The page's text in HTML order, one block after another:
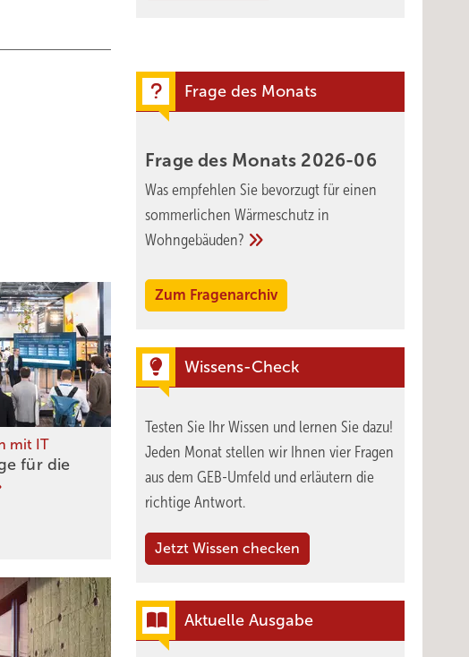
mit IT
für die
Frage des Monats
Frage des Monats 2026-06
Was empfehlen Sie bevorzugt für einen
sommerlichen Wärmeschutz in
Wohngebäuden?
Zum Fragenarchiv
Wissens-Check
Testen Sie Ihr Wissen und lernen Sie dazu!
Jeden Monat stellen wir Ihnen vier Fragen
aus dem GEB-Umfeld und erläutern die
richtige Antwort.
Jetzt Wissen checken
Aktuelle Ausgabe